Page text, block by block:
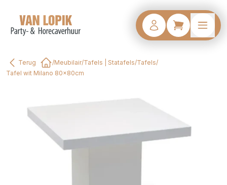
Terug
Home
/Meubilair/Tafels | Statafels/Tafels/
Tafel wit Milano 80x80cm